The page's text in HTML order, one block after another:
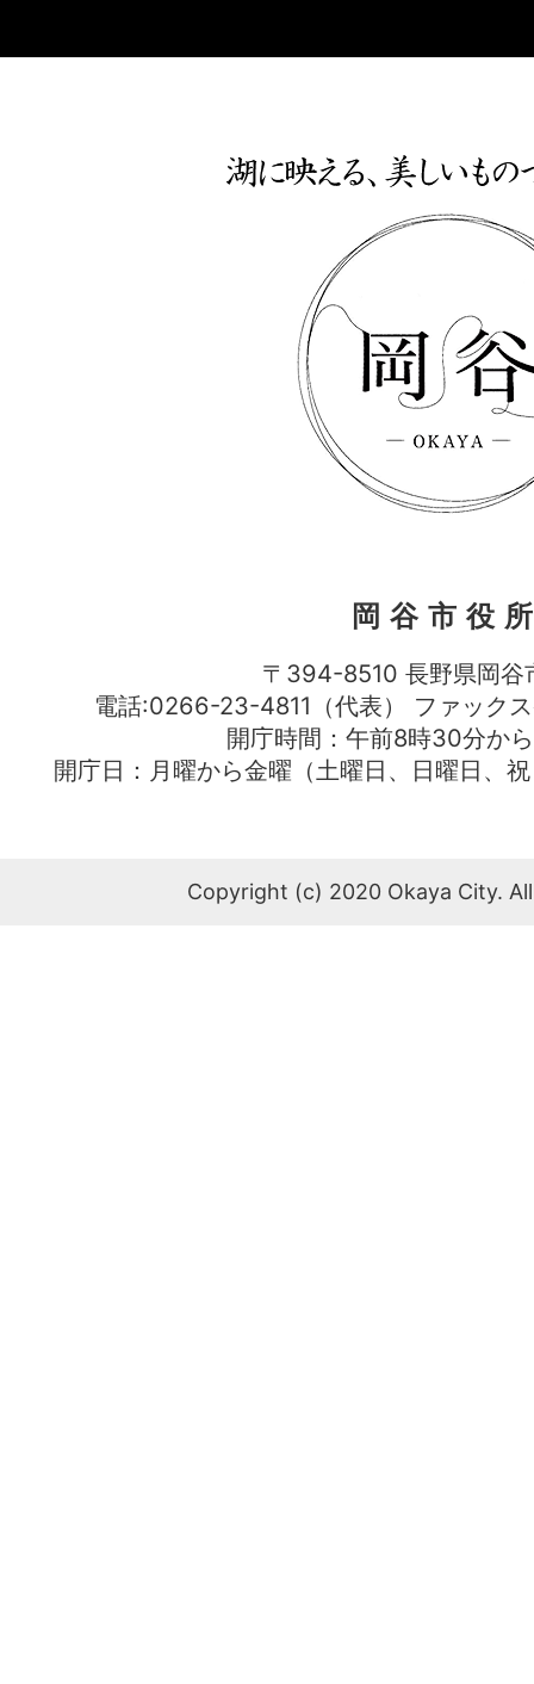
岡谷市役
〒394-8510 長野県岡谷
電話:0266-23-4811（代表） ファッ
開庁時間：午前8時30分か
開庁日：月曜から金曜（土曜日、日曜日、
Copyright (c) 2020 Okaya City.